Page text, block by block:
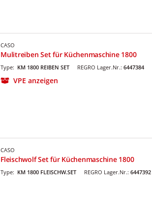
CASO
Mulitreiben Set für Küchenmaschine 1800
REGRO Lager.Nr.: 6447384
Type: KM 1800 REIBEN SET
VPE anzeigen
CASO
Fleischwolf Set für Küchenmaschine 1800
REGRO Lager.Nr.: 6447392
Type: KM 1800 FLEISCHW.SET